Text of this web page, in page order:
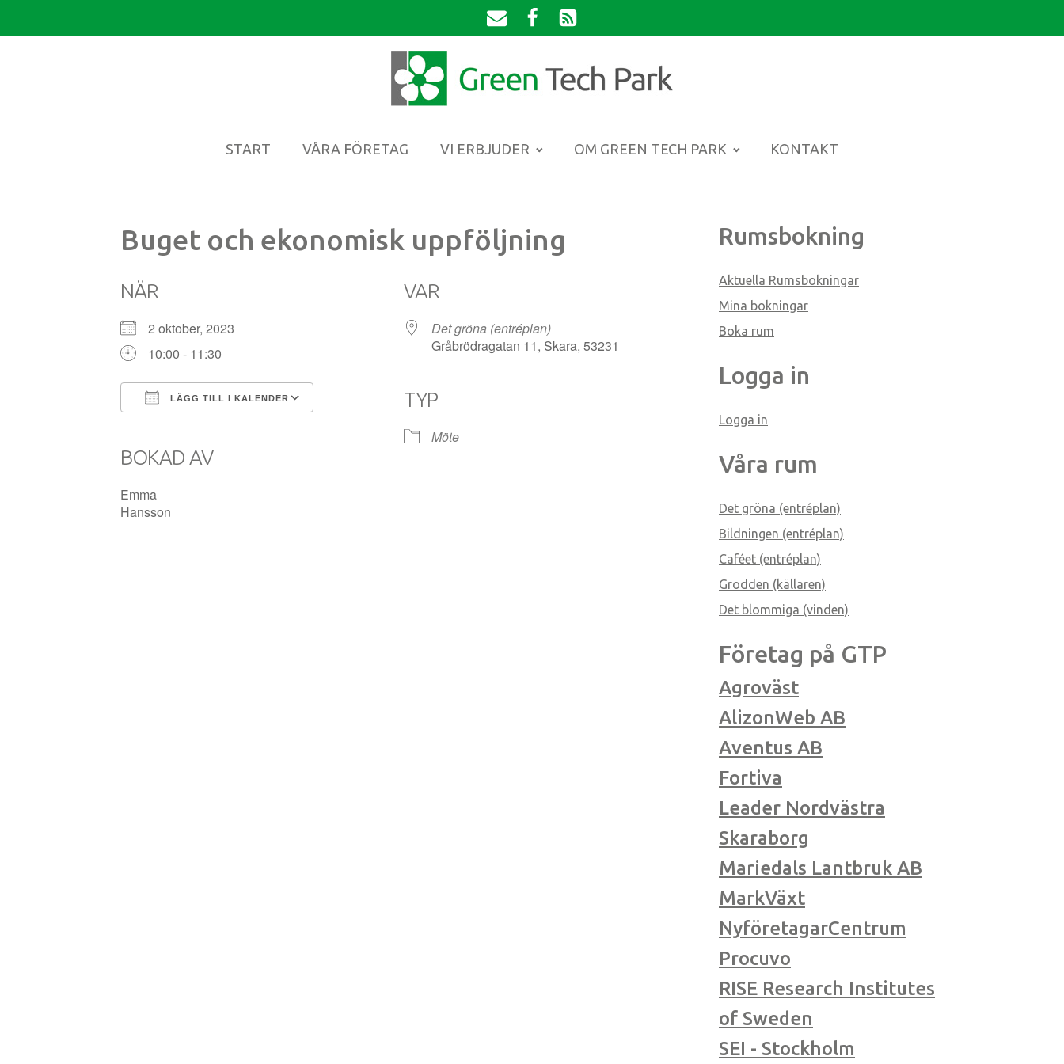
START VÅRA FÖRETAG VI ERBJUDER OM GREEN TECH PARK KONTAKT
Buget och ekonomisk uppföljning
NÄR
2 oktober, 2023
10:00 - 11:30
LÄGG TILL I KALENDER
Google Kalender Office 365
BOKAD AV
Emma
Hansson
VAR
Det gröna (entréplan)
Gråbrödragatan 11, Skara, 53231
TYP
Möte
Rumsbokning
Aktuella Rumsbokningar
Mina bokningar
Boka rum
Logga in
Logga in
Våra rum
Det gröna (entréplan)
Bildningen (entréplan)
Caféet (entréplan)
Grodden (källaren)
Det blommiga (vinden)
Företag på GTP
Agroväst
AlizonWeb AB
Aventus AB
Fortiva
Leader Nordvästra
Skaraborg
Mariedals Lantbruk AB
MarkVäxt
NyföretagarCentrum
Procuvo
RISE Research Institutes
of Sweden
SEI - Stockholm